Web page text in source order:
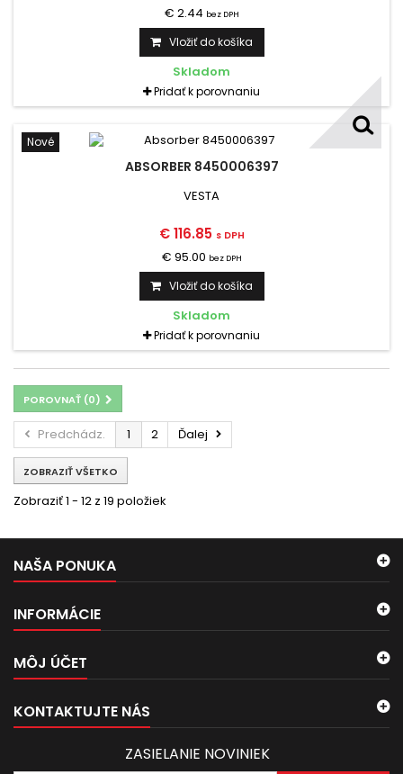
€ 2.44 bez DPH
Vložiť do košíka
Skladom
Pridať k porovnaniu
Nové
ABSORBER 8450006397
VESTA
€ 116.85 s DPH
€ 95.00 bez DPH
Vložiť do košíka
Skladom
Pridať k porovnaniu
POROVNAŤ (0)
Predchádz. 1 2 Ďalej
ZOBRAZIŤ VŠETKO
Zobraziť 1 - 12 z 19 položiek
NAŠA PONUKA
INFORMÁCIE
MÔJ ÚČET
KONTAKTUJTE NÁS
ZASIELANIE NOVINIEK